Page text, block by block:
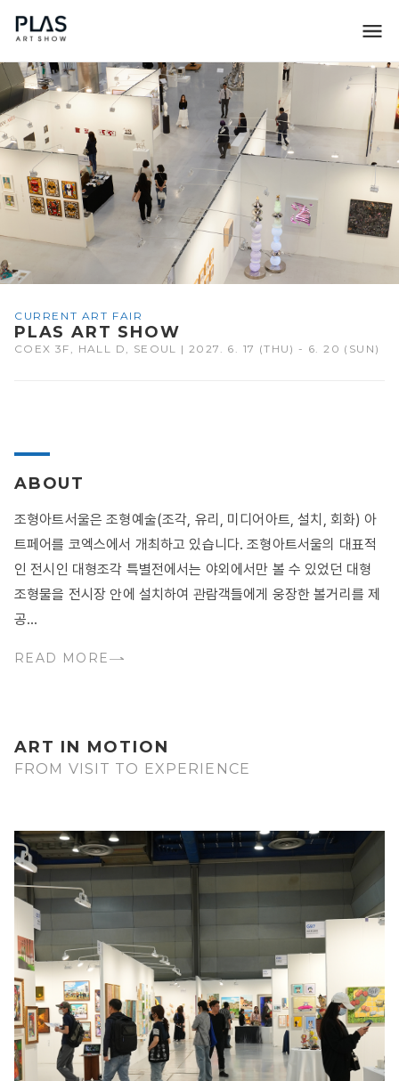
CURRENT ART FAIR
PLAS ART SHOW
COEX 3F, HALL D, SEOUL | 2027. 6. 17 (THU) - 6. 20 (SUN)
ABOUT
조형아트서울은 조형예술(조각, 유리, 미디어아트, 설치, 회화) 아
트페어를 코엑스에서 개최하고 있습니다. 조형아트서울의 대표적
인 전시인 대형조각 특별전에서는 야외에서만 볼 수 있었던 대형
조형물을 전시장 안에 설치하여 관람객들에게 웅장한 볼거리를 제
공...
READ MORE
ART IN MOTION
FROM VISIT TO EXPERIENCE